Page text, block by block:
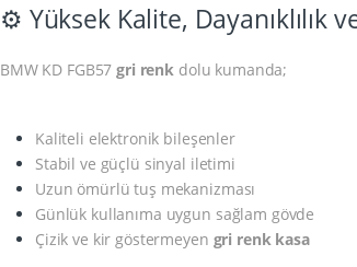
⚙️ Yüksek Kalite, Dayanıklılık
BMW KD FGB57gri renk dolu kumanda;
Kaliteli elektronik bileşenler
Stabil ve güçlü sinyal iletimi
Uzun ömürlü tuş mekanizması
Günlük kullanıma uygun sağlam gövde
Çizik ve kir göstermeyen gri renk kasa